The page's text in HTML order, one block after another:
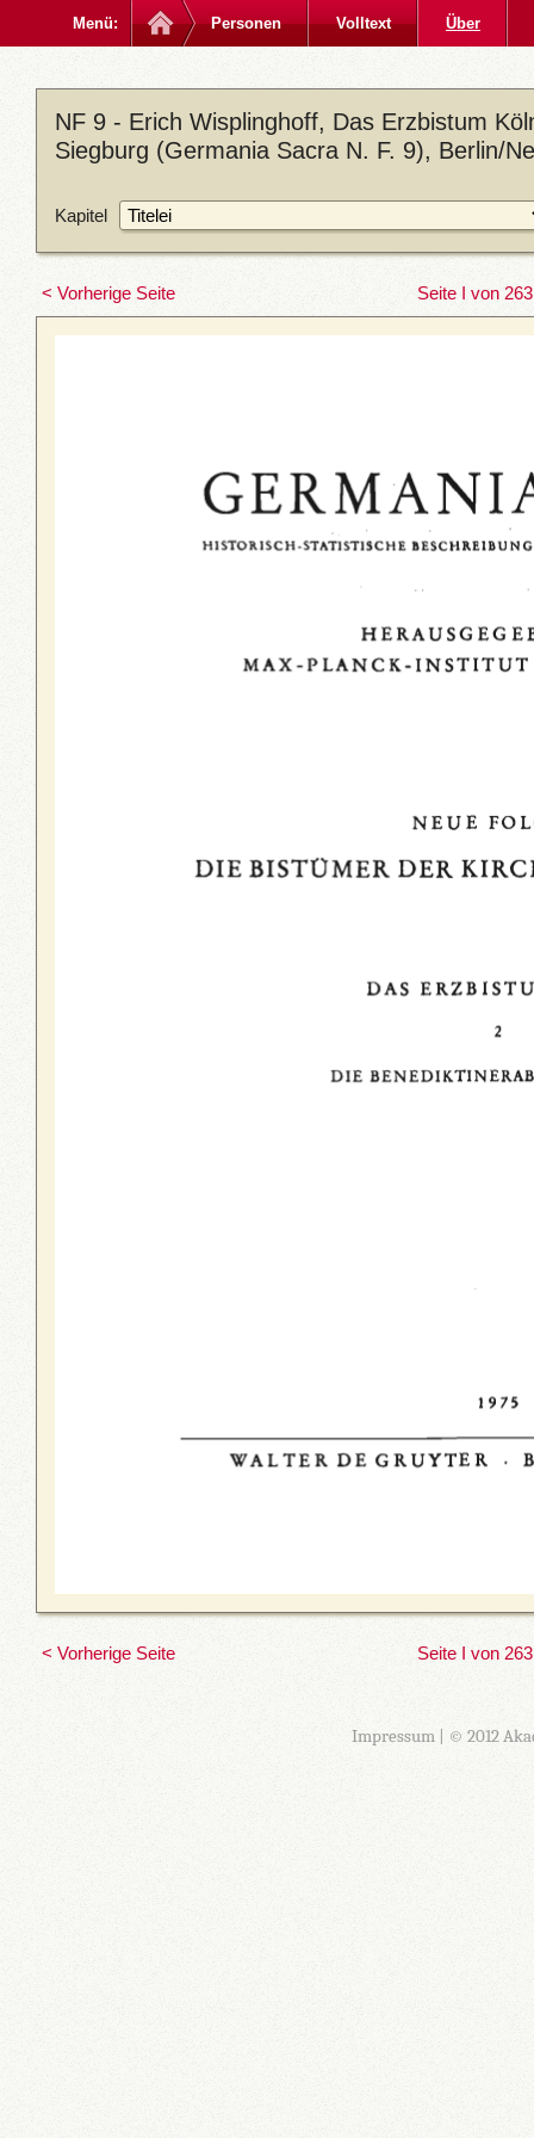
Menü: Personen Volltext Über
NF 9 - Erich Wisplinghoff, Das Erzbistum
Siegburg (Germania Sacra N. F. 9), Berlin/
Kapitel
< Vorherige Seite Seite I von 263
< Vorherige Seite Seite I von 263
Impressum| © 2012